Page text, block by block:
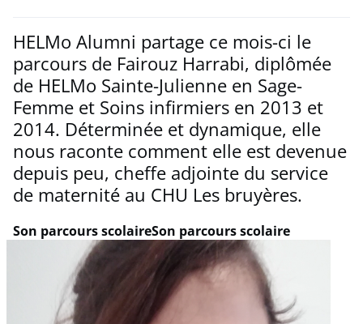
HELMo Alumni partage ce mois-ci le
parcours de Fairouz Harrabi, diplômée
de HELMo Sainte-Julienne en Sage-
Femme et Soins infirmiers en 2013 et
2014. Déterminée et dynamique, elle
nous raconte comment elle est devenue
depuis peu, cheffe adjointe du service
de maternité au CHU Les bruyères.
Son parcours scolaireSon parcours scolaire